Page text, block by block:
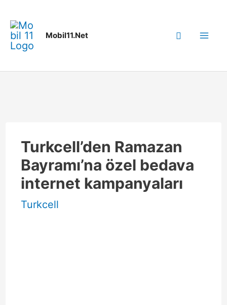
atla
Mobil11.Net Arama
Turkcell’den Ramazan
Bayramı’na özel bedava
internet kampanyaları
Turkcell